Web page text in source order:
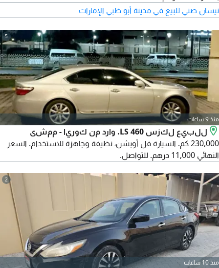
نيسان صني للبيع في مدينة أبو ظبي الإمارات
5
منذ 9 ساعات
للبيع لكزس LS 460. وارد من كوريا - ممشى
230,000 كم. السيارة فل أوبشن، نظيفة وجاهزة للاستخدام. السعر
النهائي 11,000 درهم. للتواصل.
2
منذ 10 ساعات